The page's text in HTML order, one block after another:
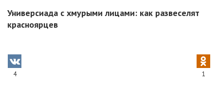
Универсиада с хмурыми лицами: как развеселят
красноярцев
4 1